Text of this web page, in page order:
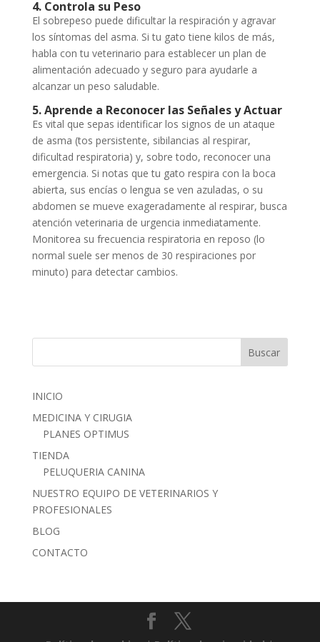
4. Controla su Peso
El sobrepeso puede dificultar la respiración y agravar
los síntomas del asma. Si tu gato tiene kilos de más,
habla con tu veterinario para establecer un plan de
alimentación adecuado y seguro para ayudarle a
alcanzar un peso saludable.
5. Aprende a Reconocer las Señales y Actuar
Es vital que sepas identificar los signos de un ataque
de asma (tos persistente, sibilancias al respirar,
dificultad respiratoria) y, sobre todo, reconocer una
emergencia. Si notas que tu gato respira con la boca
abierta, sus encías o lengua se ven azuladas, o su
abdomen se mueve exageradamente al respirar, busca
atención veterinaria de urgencia inmediatamente.
Monitorea su frecuencia respiratoria en reposo (lo
normal suele ser menos de 30 respiraciones por
minuto) para detectar cambios.
INICIO
MEDICINA Y CIRUGIA
PLANES OPTIMUS
TIENDA
PELUQUERIA CANINA
NUESTRO EQUIPO DE VETERINARIOS Y
PROFESIONALES
BLOG
CONTACTO